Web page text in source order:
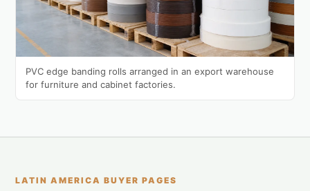
PVC edge banding rolls arranged in an export warehouse
for furniture and cabinet factories.
LATIN AMERICA BUYER PAGES